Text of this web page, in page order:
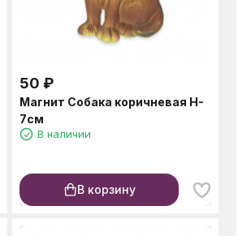
50 ₽
Магнит Собака коричневая H-
7см
В наличии
В корзину